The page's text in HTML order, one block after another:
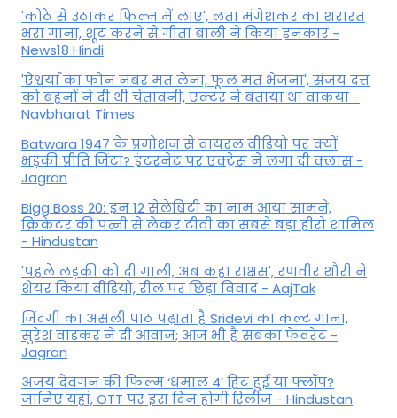
'कोठे से उठाकर फिल्म में लाए', लता मंगेशकर का शरारत
भरा गाना, शूट करने से गीता बाली ने किया इनकार -
News18 Hindi
'ऐश्वर्या का फोन नंबर मत लेना, फूल मत भेजना', संजय दत्त
को बहनों ने दी थी चेतावनी, एक्टर ने बताया था वाकया -
Navbharat Times
Batwara 1947 के प्रमोशन से वायरल वीडियो पर क्यों
भड़की प्रीति जिंटा? इंटरनेट पर एक्ट्रेस ने लगा दी क्लास -
Jagran
Bigg Boss 20: इन 12 सेलेब्रिटी का नाम आया सामने,
क्रिकेटर की पत्नी से लेकर टीवी का सबसे बड़ा हीरो शामिल
- Hindustan
'पहले लड़की को दी गाली, अब कहा राक्षस', रणवीर शौरी ने
शेयर किया वीडियो, रील पर छिड़ा विवाद - AajTak
जिंदगी का असली पाठ पढ़ाता है Sridevi का कल्ट गाना,
सुरेश वाडकर ने दी आवाज; आज भी है सबका फेवरेट -
Jagran
अजय देवगन की फिल्म ‘धमाल 4’ हिट हुई या फ्लॉप?
जानिए यहां, OTT पर इस दिन होगी रिलीज - Hindustan